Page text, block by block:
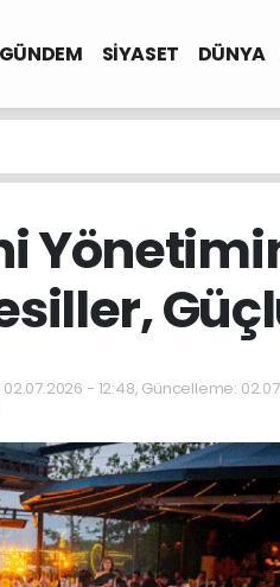
GÜNDEM SİYASET DÜNYA
02.07.2026 - 12:48, Güncelleme: